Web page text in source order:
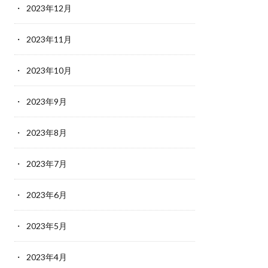
2023年12月
2023年11月
2023年10月
2023年9月
2023年8月
2023年7月
2023年6月
2023年5月
2023年4月